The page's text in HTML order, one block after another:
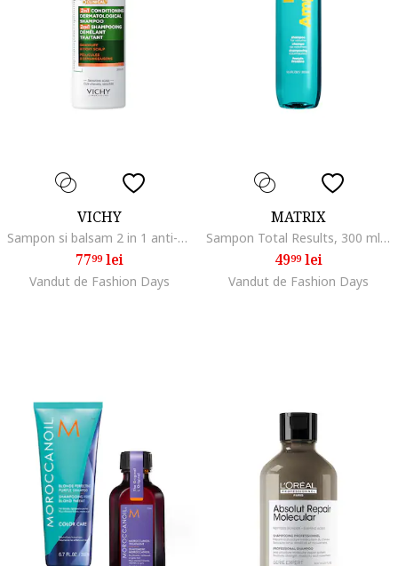
VICHY
Sampon si balsam 2 in 1 anti-matreata Dercos pentru toate tipurile de par, 200 ml
7799lei
Vandut de Fashion Days
MATRIX
Sampon Total Results, 300 ml, Normal/Subtire/Fara volum
4999lei
Vandut de Fashion Days